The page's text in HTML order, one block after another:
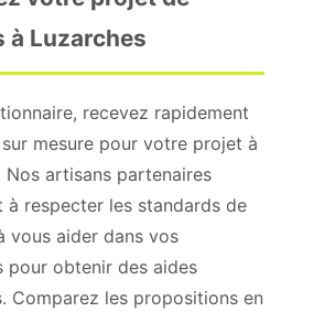
à Luzarches
recevez rapidement
mesure pour votre projet à
Nos artisans partenaires
à respecter les standards de
vous aider dans vos
pour obtenir des aides
Comparez les propositions en